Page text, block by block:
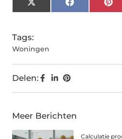
X
(Twitter)
Facebook
Tags:
Woningen
Delen:
Meer Berichten
Calculatie